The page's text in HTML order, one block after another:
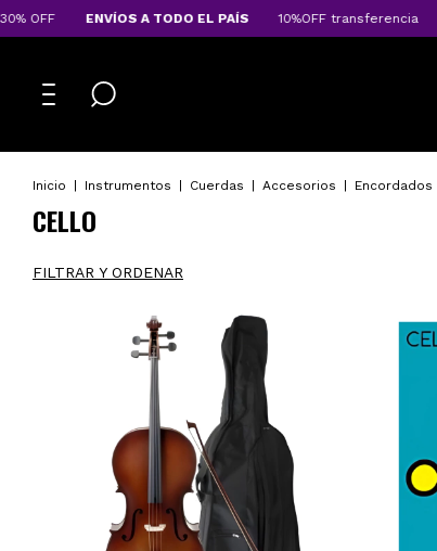
OFF ENVÍOS A TODO EL PAÍS 10%OFF transferencia
Inicio Instrumentos Cuerdas Accesorios Encordados
CELLO
FILTRAR Y ORDENAR